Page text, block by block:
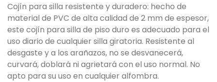
Cojín para silla resistente y duradero: hecho de
material de PVC de alta calidad de 2 mm de espesor,
este cojín para silla de piso duro es adecuado para el
uso diario de cualquier silla giratoria. Resistente al
desgaste y a los arañazos, no se desvanecerá,
curvará, doblará ni agrietará con el uso normal. No
apto para su uso en cualquier alfombra.